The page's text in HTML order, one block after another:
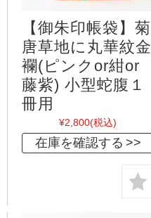
【御朱印帳袋】菊
唐草地に丸華紋金
襴(ピンクor紺or
藤紫) 小型蛇腹１
冊用
¥2,800(税込)
在庫を確認する